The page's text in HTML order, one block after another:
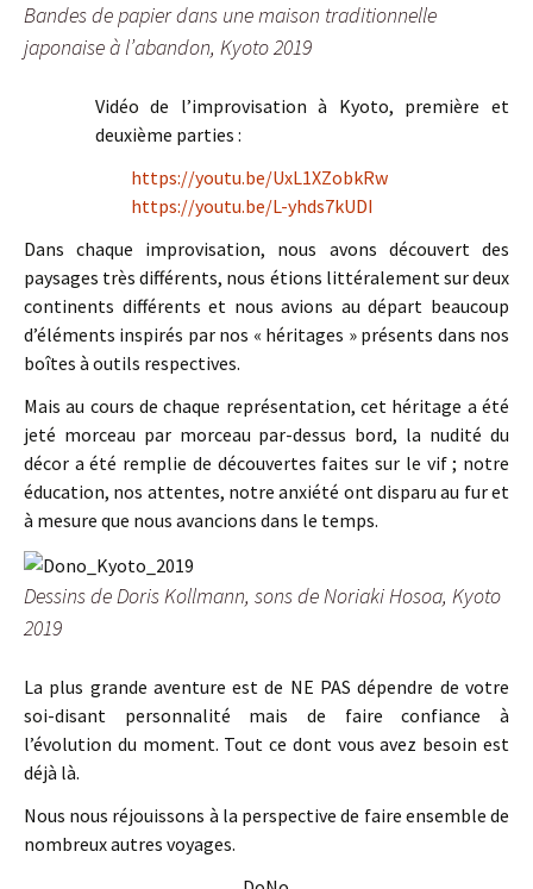
Bandes de papier dans une maison traditionnelle
japonaise à l’abandon, Kyoto 2019
Vidéo de l’improvisation à Kyoto, première et
deuxième parties :
https://youtu.be/UxL1XZobkRw
https://youtu.be/L-yhds7kUDI
Dans chaque improvisation, nous avons découvert des
paysages très différents, nous étions littéralement sur deux
continents différents et nous avions au départ beaucoup
d’éléments inspirés par nos « héritages » présents dans nos
boîtes à outils respectives.
Mais au cours de chaque représentation, cet héritage a été
jeté morceau par morceau par-dessus bord, la nudité du
décor a été remplie de découvertes faites sur le vif ; notre
éducation, nos attentes, notre anxiété ont disparu au fur et
à mesure que nous avancions dans le temps.
Dessins de Doris Kollmann, sons de Noriaki Hosoa, Kyoto
2019
La plus grande aventure est de NE PAS dépendre de votre
soi-disant personnalité mais de faire confiance à
l’évolution du moment. Tout ce dont vous avez besoin est
déjà là.
Nous nous réjouissons à la perspective de faire ensemble de
nombreux autres voyages.